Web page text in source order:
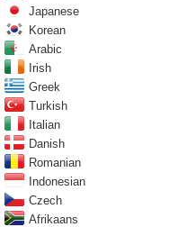
Japanese
Korean
Arabic
Irish
Greek
Turkish
Italian
Danish
Romanian
Indonesian
Czech
Afrikaans